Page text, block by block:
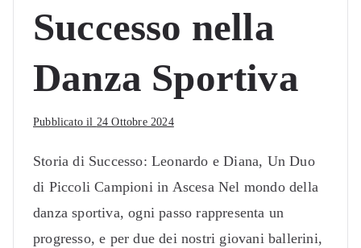
Successo nella
Danza Sportiva
Pubblicato il 24 Ottobre 2024
Storia di Successo: Leonardo e Diana, Un Duo
di Piccoli Campioni in Ascesa Nel mondo della
danza sportiva, ogni passo rappresenta un
progresso, e per due dei nostri giovani ballerini,